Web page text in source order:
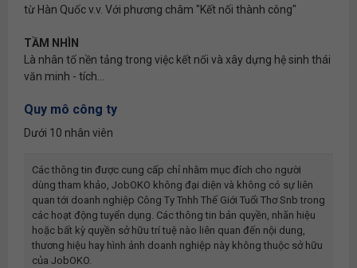
từ Hàn Quốc v.v. Với phương châm "Kết nối thành công"
TẦM NHÌN
Là nhân tố nền tảng trong việc kết nối và xây dựng hệ sinh thái
văn minh - tích...
Quy mô công ty
Dưới 10 nhân viên
Các thông tin được cung cấp chỉ nhằm mục đích cho người
dùng tham khảo, JobOKO không đại diện và không có sự liên
quan tới doanh nghiệp Công Ty Tnhh Thế Giới Tuổi Thơ Snb trong
các hoạt động tuyển dụng. Các thông tin bản quyền, nhãn hiệu
hoặc bất kỳ quyền sở hữu trí tuệ nào liên quan đến nội dung,
thương hiệu hay hình ảnh doanh nghiệp này không thuộc sở hữu
của JobOKO.